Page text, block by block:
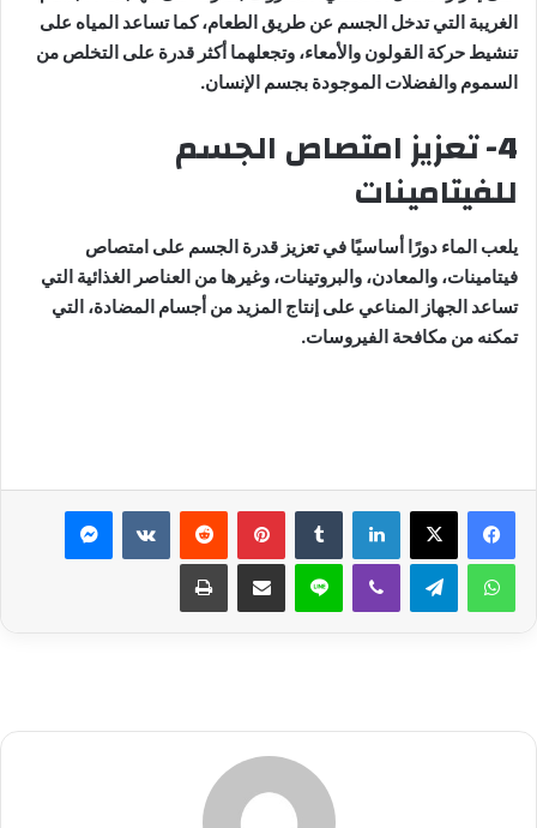
الغريبة التي تدخل الجسم عن طريق الطعام، كما تساعد المياه على
تنشيط حركة القولون والأمعاء، وتجعلهما أكثر قدرة على التخلص من
السموم والفضلات الموجودة بجسم الإنسان.
4- تعزيز امتصاص الجسم
للفيتامينات
يلعب الماء دورًا أساسيًا في تعزيز قدرة الجسم على امتصاص
فيتامينات، والمعادن، والبروتينات، وغيرها من العناصر الغذائية التي
تساعد الجهاز المناعي على إنتاج المزيد من أجسام المضادة، التي
تمكنه من مكافحة الفيروسات.
لينكدإن بينتيريست ماسنجر
واتساب تيلقرام ڤايبر لاين مشاركة عبر البريد طباعة